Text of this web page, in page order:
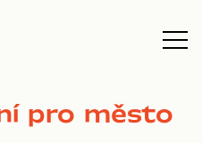
pro město